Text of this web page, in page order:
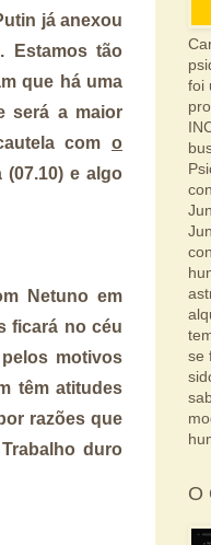
já anexou
Estamos tão
que há uma
será a maior
com o
e algo
Netuno em
ficará no céu
motivos
têm atitudes
razões que
duro
foi
se
O